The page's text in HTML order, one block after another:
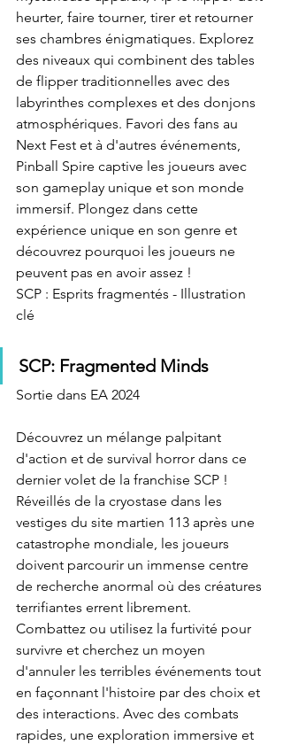
heurter, faire tourner, tirer et retourner
ses chambres énigmatiques. Explorez
des niveaux qui combinent des tables
de flipper traditionnelles avec des
labyrinthes complexes et des donjons
atmosphériques. Favori des fans au
Next Fest et à d'autres événements,
Pinball Spire captive les joueurs avec
son gameplay unique et son monde
immersif. Plongez dans cette
expérience unique en son genre et
découvrez pourquoi les joueurs ne
peuvent pas en avoir assez !
SCP : Esprits fragmentés - Illustration
clé
SCP: Fragmented Minds
Sortie dans EA 2024
Découvrez un mélange palpitant
d'action et de survival horror dans ce
dernier volet de la franchise SCP !
Réveillés de la cryostase dans les
vestiges du site martien 113 après une
catastrophe mondiale, les joueurs
doivent parcourir un immense centre
de recherche anormal où des créatures
terrifiantes errent librement.
Combattez ou utilisez la furtivité pour
survivre et cherchez un moyen
d'annuler les terribles événements tout
en façonnant l'histoire par des choix et
des interactions. Avec des combats
rapides, une exploration immersive et